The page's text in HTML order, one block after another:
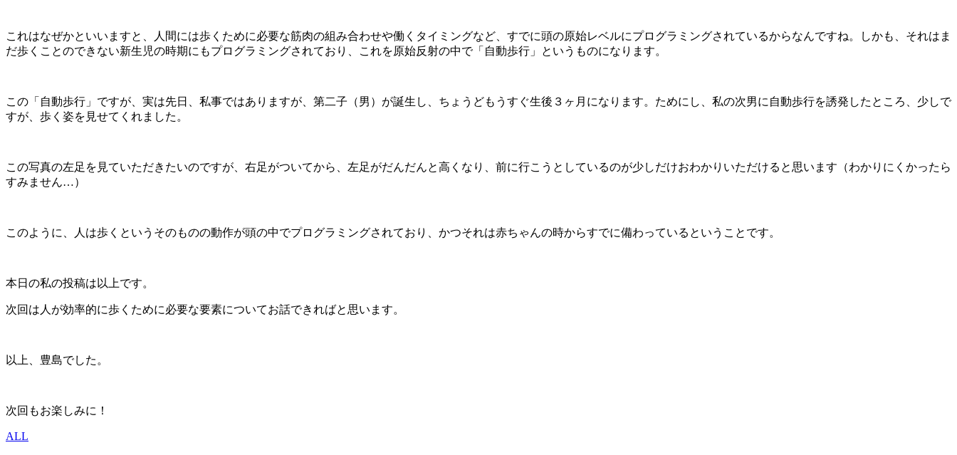
これはなぜかといいますと、人間には歩くために必要な筋肉の組み合わせや働くタイミングなど、すでに頭の原始レベルにプログラミングされているからなんですね。しかも、それはま
だ歩くことのできない新生児の時期にもプログラミングされており、これを原始反射の中で「自動歩行」というものになります。
この「自動歩行」ですが、実は先日、私事ではありますが、第二子（男）が誕生し、ちょうどもうすぐ生後３ヶ月になります。ためにし、私の次男に自動歩行を誘発したところ、少しで
すが、歩く姿を見せてくれました。
この写真の左足を見ていただきたいのですが、右足がついてから、左足がだんだんと高くなり、前に行こうとしているのが少しだけおわかりいただけると思います（わかりにくかったら
すみません…）
このように、人は歩くというそのものの動作が頭の中でプログラミングされており、かつそれは赤ちゃんの時からすでに備わっているということです。
本日の私の投稿は以上です。
次回は人が効率的に歩くために必要な要素についてお話できればと思います。
以上、豊島でした。
次回もお楽しみに！
ALL